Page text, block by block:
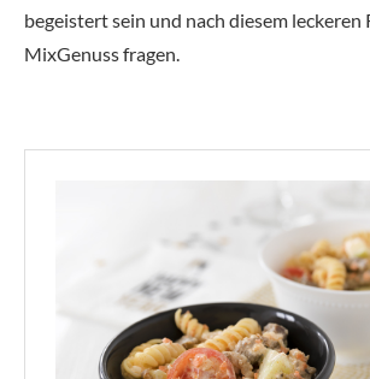
begeistert sein und nach diesem leckeren
MixGenuss fragen.